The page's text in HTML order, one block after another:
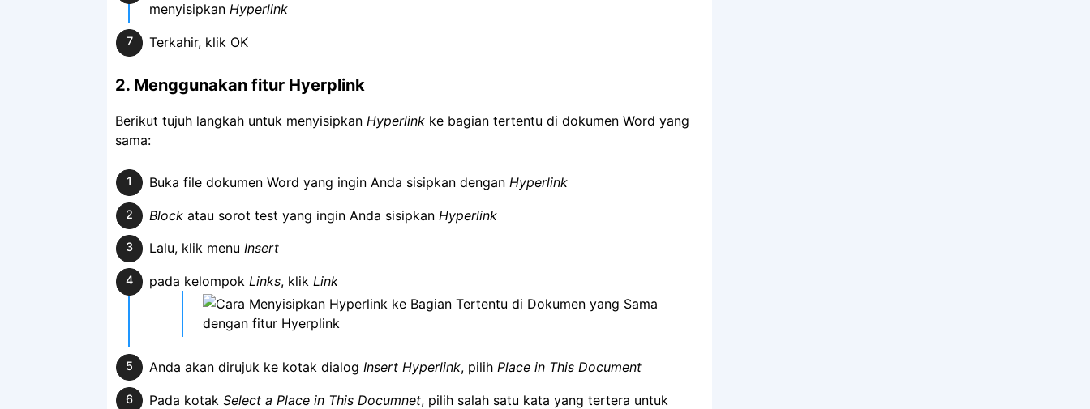
menyisipkan Hyperlink
Terkahir, klik OK
2. Menggunakan fitur Hyerplink
Berikut tujuh langkah untuk menyisipkan Hyperlink ke bagian tertentu di dokumen Word yang
sama:
Buka file dokumen Word yang ingin Anda sisipkan dengan Hyperlink
Blockatau sorot test yang ingin Anda sisipkanHyperlink
Lalu, klik menu Insert
pada kelompok Links, klik Link
Anda akan dirujuk ke kotak dialog Insert Hyperlink, pilihPlace in This Document
Pada kotak Select a Place in This Documnet, pilih salah satu kata yang tertera untuk